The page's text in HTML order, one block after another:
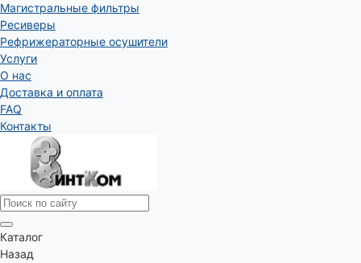
Магистральные фильтры
Ресиверы
Рефрижераторные осушители
Услуги
О нас
Доставка и оплата
FAQ
Контакты
Каталог
Назад